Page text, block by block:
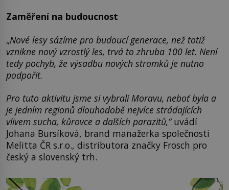
Zaměření na budoucnost
„Nové lesy sázíme pro budoucí generace, než totiž
vznikne nový vzrostlý les, trvá to zhruba 100 let. Není
tedy pochyb, že výsadbu nových stromků je nutno
podpořit.
Pro tuto aktivitu jsme si vybrali Moravu, neboť byla a
je jedním regionů dlouhodobě nejvíce strádajících
vlivem sucha, kůrovce a dalších parazitů,“uvádí
Johana Bursíková, brand manažerka společnosti
Melitta ČR s.r.o., distributora značky Frosch pro
český a slovenský trh.